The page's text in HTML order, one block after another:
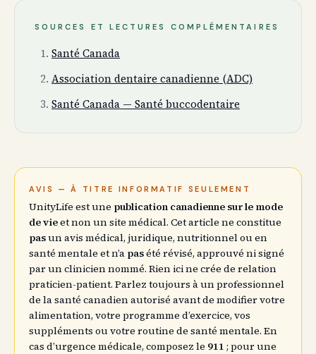
SOURCES ET LECTURES COMPLÉMENTAIRES
Santé Canada
Association dentaire canadienne (ADC)
Santé Canada — Santé buccodentaire
AVIS — À TITRE INFORMATIF SEULEMENT
UnityLife est une publication canadienne sur le mode
de vieet non un site médical. Cet article ne constitue
pasun avis médical, juridique, nutritionnel ou en
santé mentale et n’a pasété révisé, approuvé ni signé
par un clinicien nommé. Rien ici ne crée de relation
praticien-patient. Parlez toujours à un professionnel
de la santé canadien autorisé avant de modifier votre
alimentation, votre programme d’exercice, vos
suppléments ou votre routine de santé mentale. En
cas d’urgence médicale, composez le 911 ; pour une